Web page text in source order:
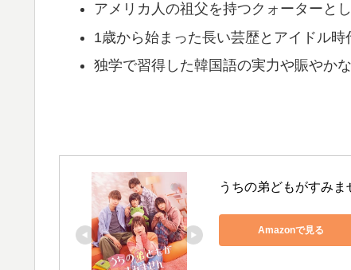
アメリカ人の祖父を持つクォーターと
1歳から始まった長い芸歴とアイドル
独学で習得した韓国語の実力や賑やか
うちの弟どもがすみま
Amazonで見る